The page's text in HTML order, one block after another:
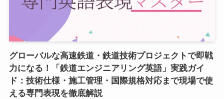
グローバルな高速鉄道・鉄道技術プロジェクトで即戦
力になる！「鉄道エンジニアリング英語」実践ガイ
ド：技術仕様・施工管理・国際規格対応まで現場で使
える専門表現を徹底解説